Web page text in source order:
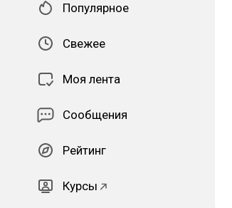
Популярное
Свежее
Моя лента
Сообщения
Рейтинг
Курсы